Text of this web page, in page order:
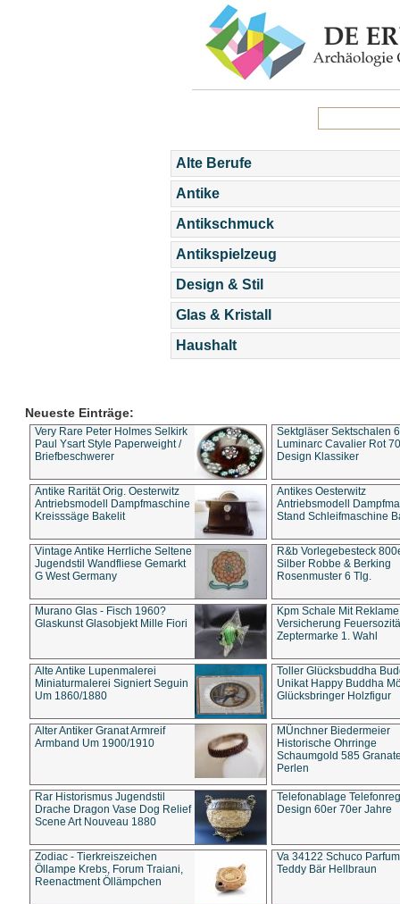
Alte Berufe
Antike
Antikschmuck
Antikspielzeug
Design & Stil
Glas & Kristall
Haushalt
Neueste Einträge:
Very Rare Peter Holmes Selkirk
Paul Ysart Style Paperweight /
Briefbeschwerer
Sektgläser Sektschalen
Luminarc Cavalier Rot
Design Klassiker
Antike Rarität Orig. Oesterwitz
Antriebsmodell Dampfmaschine
Kreisssäge Bakelit
Antikes Oesterwitz
Antriebsmodell
Stand Schleifmaschine
Vintage Antike Herrliche Seltene
Jugendstil Wandfliese Gemarkt
G West Germany
R&b Vorlegebesteck
Silber Robbe & Berking
Rosenmuster 6 Tlg.
Murano Glas - Fisch 1960?
Glaskunst Glasobjekt Mille Fiori
Kpm Schale Mit Reklame
Versicherung
Zeptermarke 1. Wahl
Alte Antike Lupenmalerei
Miniaturmalerei Signiert Seguin
Um 1860/1880
Toller Glücksbuddha
Unikat Happy Buddha
Glücksbringer Holzfigur
Alter Antiker Granat Armreif
Armband Um 1900/1910
MÜnchner Biedermeier
Historische Ohrringe
Schaumgold 585
Perlen
Rar Historismus Jugendstil
Drache Dragon Vase Dog Relief
Scene Art Nouveau 1880
Telefonablage
Design 60er 70er Jahre
Zodiac - Tierkreiszeichen
Öllampe Krebs, Forum Traiani,
Reenactment Öllämpchen
Va 34122 Schuco
Teddy Bär Hellbraun